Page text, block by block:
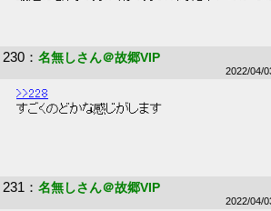
230 ： 名無しさん＠故郷VIP
2022/04/
>>228
すごくのどかな感じがします
231 ： 名無しさん＠故郷VIP
2022/04/